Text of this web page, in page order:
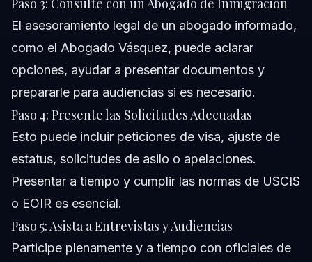
Paso 3: Consulte con un Abogado de Inmigración
El asesoramiento legal de un abogado informado,
como el Abogado Vásquez, puede aclarar
opciones, ayudar a presentar documentos y
prepararle para audiencias si es necesario.
Paso 4: Presente las Solicitudes Adecuadas
Esto puede incluir peticiones de visa, ajuste de
estatus, solicitudes de asilo o apelaciones.
Presentar a tiempo y cumplir las normas de USCIS
o EOIR es esencial.
Paso 5: Asista a Entrevistas y Audiencias
Participe plenamente y a tiempo con oficiales de